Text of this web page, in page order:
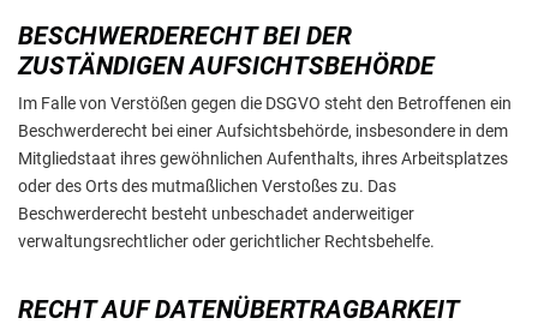
BESCHWERDERECHT BEI DER
ZUSTÄNDIGEN AUFSICHTSBEHÖRDE
Im Falle von Verstößen gegen die DSGVO steht den Betroffenen ein
Beschwerderecht bei einer Aufsichtsbehörde, insbesondere in dem
Mitgliedstaat ihres gewöhnlichen Aufenthalts, ihres Arbeitsplatzes
oder des Orts des mutmaßlichen Verstoßes zu. Das
Beschwerderecht besteht unbeschadet anderweitiger
verwaltungsrechtlicher oder gerichtlicher Rechtsbehelfe.
RECHT AUF DATENÜBERTRAGBARKEIT